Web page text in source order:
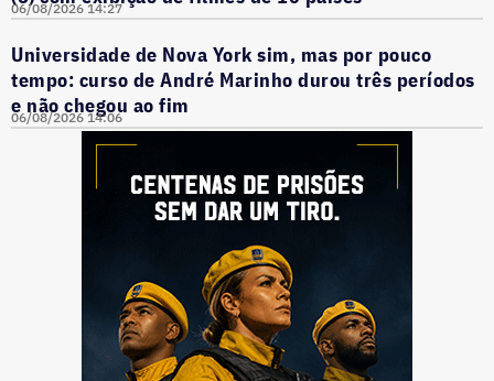
06/08/2026 14:27
Universidade de Nova York sim, mas por pouco
tempo: curso de André Marinho durou três períodos
e não chegou ao fim
06/08/2026 14:06